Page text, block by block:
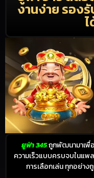
งานง่าย รอง
ยูฟ่า 345ถูกพัฒนามาเพื่
ความเร็วแบบครบจบในแพ
การเลือกเล่น ทุกอย่าง